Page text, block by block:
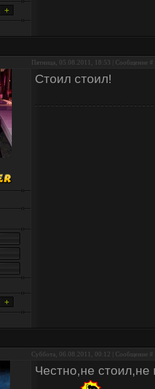
Пятница, 05.08.2011, 18:53 | Сообщение #
Стоил стоил!
Суббота, 06.08.2011, 00:12 | Сообщение #
Честно,не стоил,не